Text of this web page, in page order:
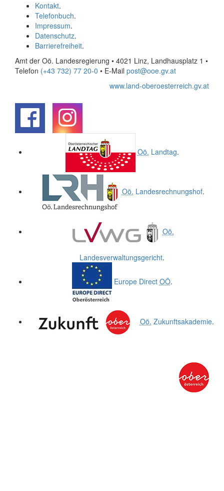
Kontakt.
Telefonbuch.
Impressum.
Datenschutz.
Barrierefreiheit.
Amt der Oö. Landesregierung • 4021 Linz, Landhausplatz 1 •
Telefon (+43 732) 77 20-0 • E-Mail post@ooe.gv.at
www.land-oberoesterreich.gv.at
Oö. Landtag.
Oö. Landesrechnungshof.
Oö.
Landesverwaltungsgericht.
Europe Direct OÖ.
Oö. Zukunftsakademie.